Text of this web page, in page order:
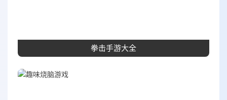
拳击手游大全